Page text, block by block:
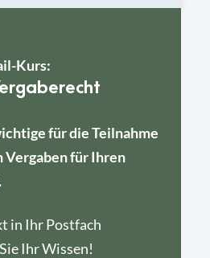
Kurs:
für die Teilnahme
für Ihren
in Ihr Postfach
Ihr Wissen!